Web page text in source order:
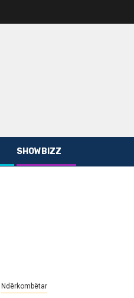
SHOWBIZZ
Ndërkombëtar